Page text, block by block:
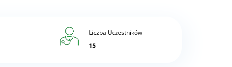
Liczba Uczestników
15